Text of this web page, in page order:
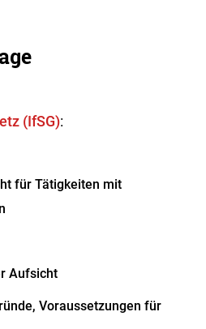
(IfSG):
für Tätigkeiten mit
Aufsicht
Voraussetzungen für